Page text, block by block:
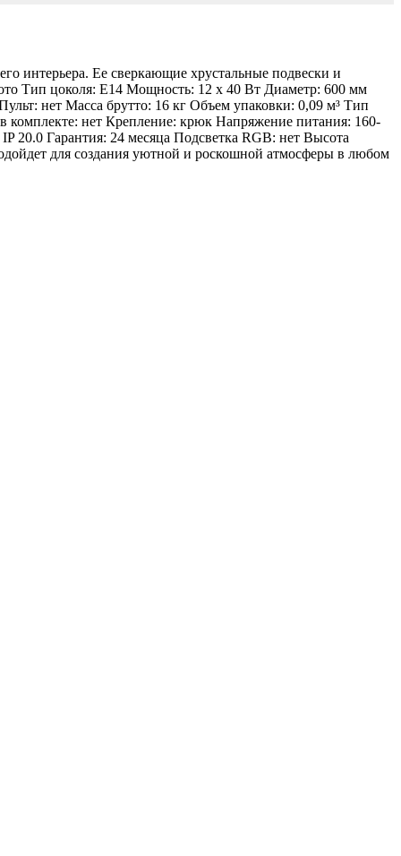
интерьера. Ее сверкающие хрустальные подвески и
Тип цоколя: E14 Мощность: 12 x 40 Вт Диаметр: 600 мм
нет Масса брутто: 16 кг Объем упаковки: 0,09 м³ Тип
комплекте: нет Крепление: крюк Напряжение питания: 160-
20.0 Гарантия: 24 месяца Подсветка RGB: нет Высота
для создания уютной и роскошной атмосферы в любом